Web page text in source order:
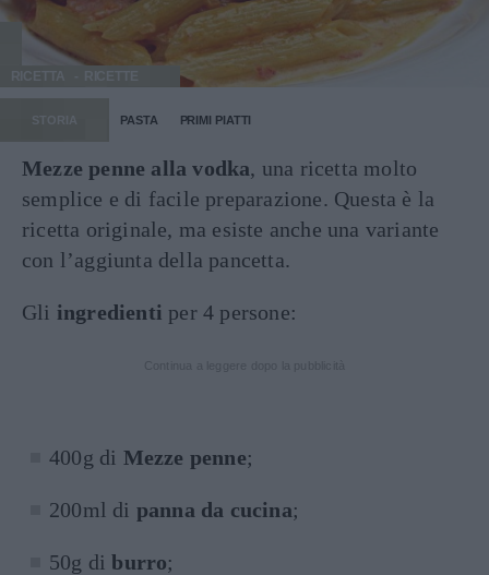
RICETTA
STORIA PASTA PRIMI PIATTI
Mezze penne alla vodka, una ricetta molto
semplice e di facile preparazione. Questa è la
ricetta originale, ma esiste anche una variante
con l’aggiunta della pancetta.
Gli ingredienti per 4 persone:
400g di Mezze penne;
200ml di panna da cucina;
50g diburro;